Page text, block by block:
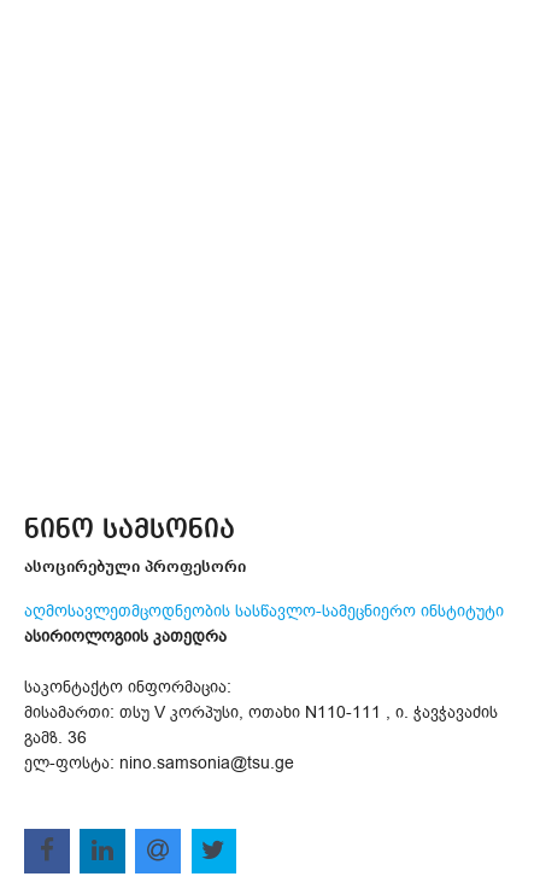
ნინო სამსონია
ასოცირებული პროფესორი
აღმოსავლეთმცოდნეობის სასწავლო-სამეცნიერო ინსტიტუტი
ასირიოლოგიის კათედრა
საკონტაქტო ინფორმაცია:
მისამართი: თსუ V კორპუსი, ოთახი N110-111 , ი. ჭავჭავაძის
გამზ. 36
ელ-ფოსტა: nino.samsonia@tsu.ge